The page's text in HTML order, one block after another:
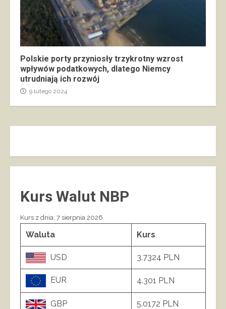
Polskie porty przyniosły trzykrotny wzrost
wpływów podatkowych, dlatego Niemcy
utrudniają ich rozwój
9 lutego 2024
Kurs Walut NBP
Kurs z dnia: 7 sierpnia 2026
Waluta Kurs
USD 3.7324 PLN
EUR 4.301 PLN
GBP 5.0172 PLN